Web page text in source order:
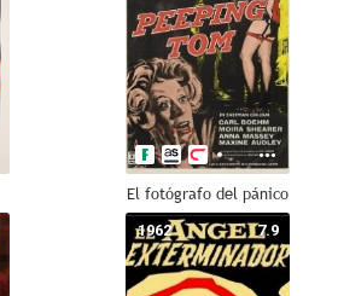
El fotógrafo del pánico
7.9
1962